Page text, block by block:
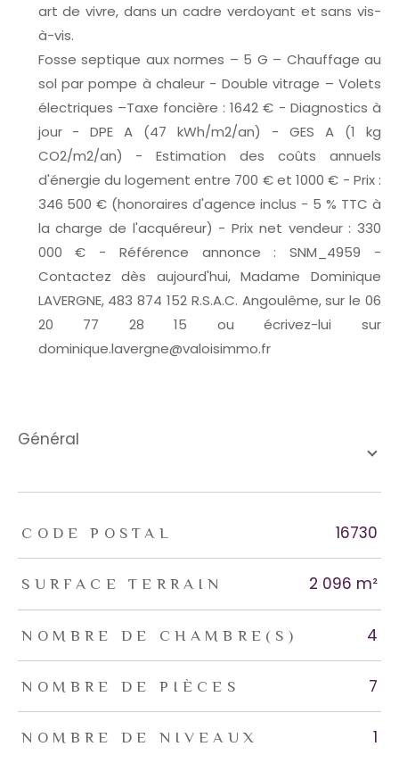
art de vivre, dans un cadre verdoyant et sans vis-
à-vis.
Fosse septique aux normes – 5 G – Chauffage au
sol par pompe à chaleur - Double vitrage – Volets
électriques –Taxe foncière : 1642 € - Diagnostics à
jour - DPE A (47 kWh/m2/an) - GES A (1 kg
CO2/m2/an) - Estimation des coûts annuels
d'énergie du logement entre 700 € et 1000 € - Prix :
346 500 € (honoraires d'agence inclus - 5 % TTC à
la charge de l'acquéreur) - Prix net vendeur : 330
000 € - Référence annonce : SNM_4959 -
Contactez dès aujourd'hui, Madame Dominique
LAVERGNE, 483 874 152 R.S.A.C. Angoulême, sur le 06
20 77 28 15 ou écrivez-lui sur
dominique.lavergne@valoisimmo.fr
général
TRAD_ZEPHYR_Caracteristique TRAD_ZEPHYR_Valeurs
CODE POSTAL 16730
SURFACE TERRAIN 2 096 m²
NOMBRE DE CHAMBRE(S) 4
NOMBRE DE PIÈCES 7
NOMBRE DE NIVEAUX 1